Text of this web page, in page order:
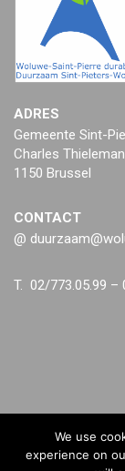
ADRES
Gemeente Sint-
Charles
1150 Brussel
CONTACT
@
T. 02/773.05.99 –
We use
experience on